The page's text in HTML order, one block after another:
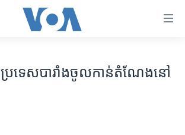
ៃ​ប្រទេស​បារាំង​​ចូល​កាន់​តំណែង​នៅ​